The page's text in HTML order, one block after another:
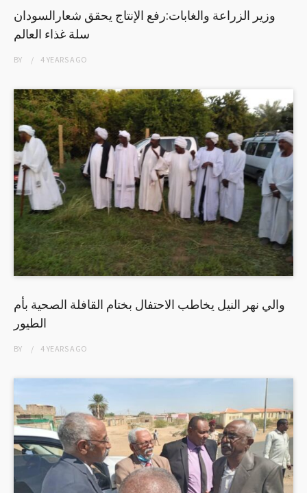
وزير الزراعة والغابات:رفع الإنتاج يحقق شعارالسودان
سلة غذاء العالم
BY 4 YEARSAGO
والي نهر النيل يخاطب الاحتفال بختام القافلة الصحية بأم
الطيور
BY 4 YEARSAGO